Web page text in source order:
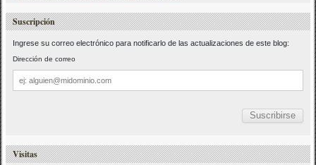
Suscripción
Ingrese su correo electrónico para notificarlo de las actualizaciones de este blog:
Dirección de correo
Dirección
de
correo
Visitas